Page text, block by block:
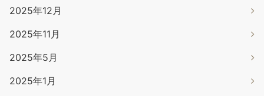
2025年12月
2025年11月
2025年5月
2025年1月